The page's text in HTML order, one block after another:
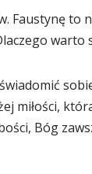
Faustynę
miłości,
Bóg